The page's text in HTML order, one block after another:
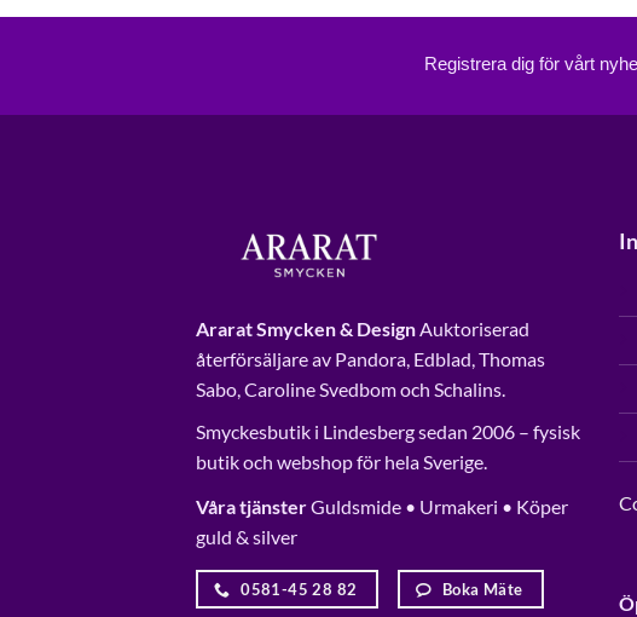
Registrera dig för vårt
Ararat Smycken & DesignAuktoriserad
återförsäljare av Pandora, Edblad, Thomas
Sabo, Caroline Svedbom och Schalins.
Smyckesbutik i Lindesberg sedan 2006 – fysisk
butik och webshop för hela Sverige.
Våra tjänsterGuldsmide • Urmakeri • Köper
guld & silver
0581-45 28 82 Boka Mäte